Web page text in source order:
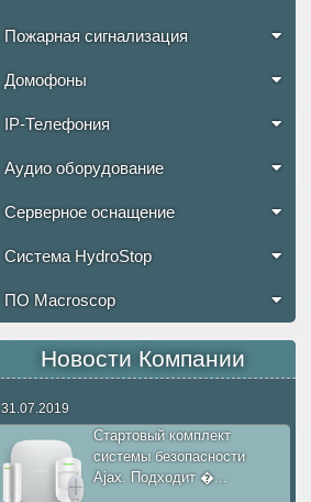
Пожарная сигнализация
Домофоны
IP-Телефония
Аудио оборудование
Серверное оснащение
Система HydroStop
ПО Macroscop
Новости Компании
31.07.2019
Стартовый комплект
системы безопасности
Ajax. Подходит �...